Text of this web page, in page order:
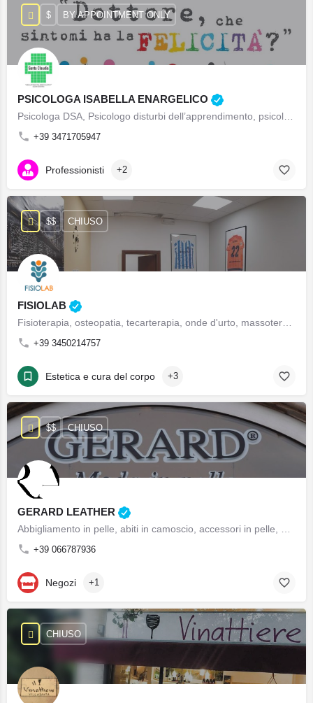
PSICOLOGA ISABELLA ENARGELICO
+39 3471705947
$ BY APPOINTMENT ONLY
Professionisti +2
FISIOLAB
+39 3450214757
$$ CHIUSO
Estetica e cura del corpo +3
GERARD LEATHER
+39 066787936
$$ CHIUSO
Negozi +1
CHIUSO